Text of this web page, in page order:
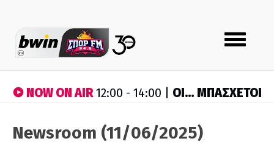
Toggle
navigation
NOW ON AIR12:00 - 14:00 | ΟΙ… ΜΠΑΣΧΕΤΟΙ
Newsroom (11/06/2025)